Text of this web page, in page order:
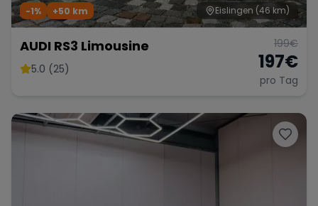
Eislingen (46 km)
-1% +50 km
AUDI RS3 Limousine
5.0 (25)
199€
197€
pro Tag